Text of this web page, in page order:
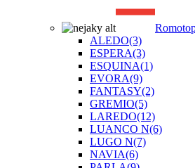
ALEDO(3)
ESPERA(3)
ESQUINA(1)
EVORA(9)
FANTASY(2)
GREMIO(5)
LAREDO(12)
LUANCO N(6)
LUGO N(7)
NAVIA(6)